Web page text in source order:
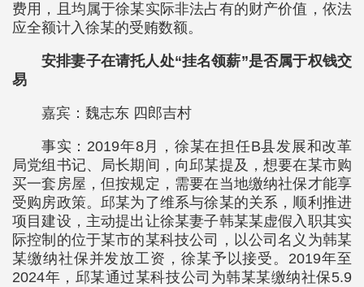
费用，且均属于徐某实际非法占有的财产价值，依法
应全额计入徐某的受贿数额。
安排妻子在请托人处“挂名领薪”是否属于权钱交
易
嘉宾：魏志东 四郎吉村
事实：2019年8月，徐某在担任B县发展和改革
局党组书记、局长期间，向邱某提及，想要在某市购
买一套房屋，但按规定，需要在当地缴纳社保才能享
受购房政策。邱某为了维系与徐某的关系，顺利推进
项目建设，主动提出让徐某妻子韩某某虚假入职其实
际控制的位于某市的某科技公司，以公司名义为韩某
某缴纳社保并发放工资，徐某予以接受。2019年至
2024年，邱某通过某科技公司为韩某某缴纳社保5.9